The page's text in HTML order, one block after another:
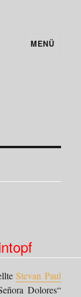
MENÜ
Stevan Paul
Dolores“